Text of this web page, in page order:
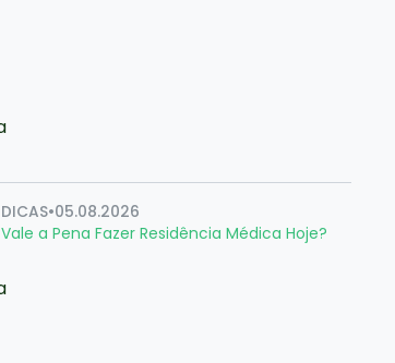
DICAS•05.08.2026
Vale a Pena Fazer Residência Médica Hoje?